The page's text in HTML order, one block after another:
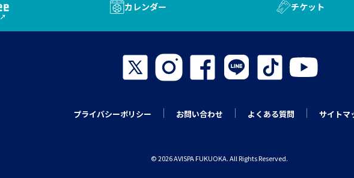
カレンダー チケット
プライバシーポリシー お問い合わせ よくある質問 サイトマ
© 2026 AVISPA FUKUOKA. All Rights Reserved.